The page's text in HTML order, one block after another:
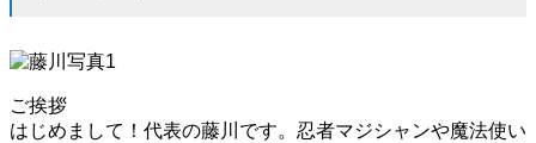
ご挨拶
はじめまして！代表の藤川です。忍者マジシャンや魔法使い